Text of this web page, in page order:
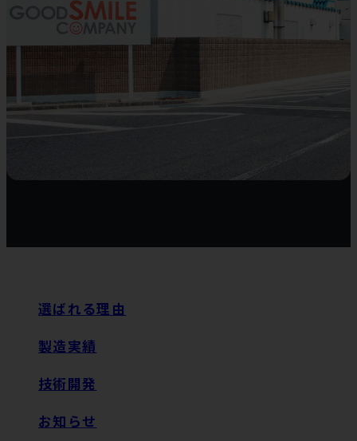
選ばれる理由
製造実績
技術開発
お知らせ